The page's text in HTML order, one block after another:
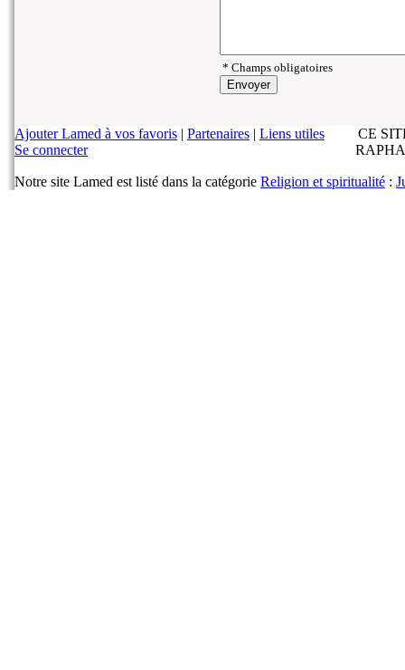
* Champs obligatoires
Ajouter Lamed à vos favoris | Partenaires | Liens utiles
Se connecter
CE
Notre site Lamed est listé dans la catégorie Religion et spiritualité :